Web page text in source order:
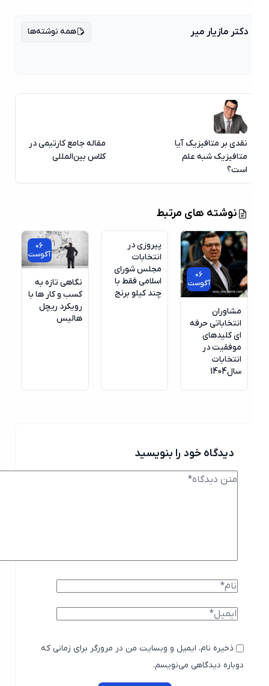
دکتر مازیار میر همه نوشته‌ها
نقدی بر متافیزیک آیا
متافیزیک شبه علم
است؟
مقاله جامع کارتیمی در
کلاس بین‌المللی
نوشته های مرتبط
06
آگوست
مشاوران
انتخاباتی حرفه
ای کلیدهای
موفقیت در
انتخابات
پیروزی در
انتخابات
مجلس شورای
اسلامی فقط با
چند کیلو برنج
06
آگوست
نگاهی تازه به
کسب‌ و‌ کار ها با
رویکرد ریچل
هالیس
دیدگاه خود را بنویسید
ذخیره نام، ایمیل و وبسایت من در مرورگر برای زمانی که
دوباره دیدگاهی می‌نویسم.